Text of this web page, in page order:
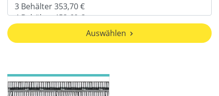
Auswählen